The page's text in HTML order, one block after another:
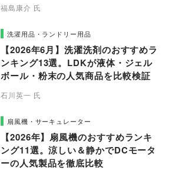
福島康介 氏
洗濯用品・ランドリー用品
【2026年6月】洗濯洗剤のおすすめラ
ンキング13選。LDKが液体・ジェル
ボール・粉末の人気商品を比較検証
石川英一 氏
扇風機・サーキュレーター
【2026年】扇風機のおすすめランキ
ング11選。涼しい＆静かでDCモータ
ーの人気製品を徹底比較